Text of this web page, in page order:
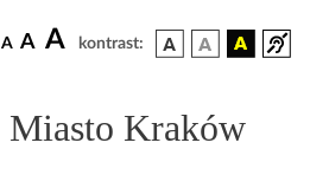
A A A kontrast:
Miasto Kraków